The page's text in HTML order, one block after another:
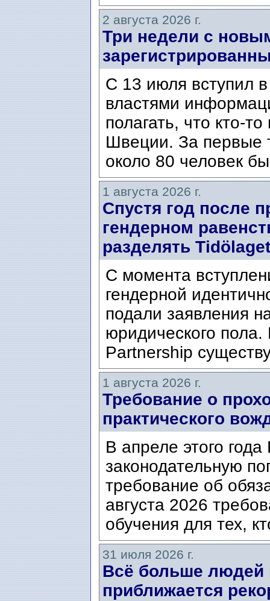
2 августа 2026 г.
Три недели с
С 13 июля вступил
властями
полагать, что кто-
Швеции. За первые
около 80 человек
1 августа 2026 г.
Спустя год после
гендерном
разделять
С момента
гендерной
подали заявления
юридического
Partnership
1 августа 2026 г.
Требование о
практического
В апреле этого
законодательную
требование об
августа 2026
обучения для тех,
31 июля 2026 г.
Всё больше
приближается